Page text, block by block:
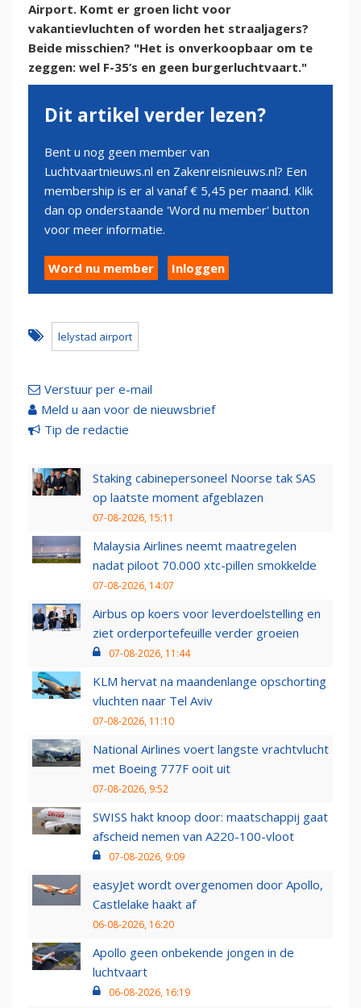
Airport. Komt er groen licht voor
vakantievluchten of worden het straaljagers?
Beide misschien? "Het is onverkoopbaar om te
zeggen: wel F-35’s en geen burgerluchtvaart."
Dit artikel verder lezen?
Bent u nog geen member van
Luchtvaartnieuws.nl en Zakenreisnieuws.nl? Een
membership is er al vanaf € 5,45 per maand. Klik
dan op onderstaande 'Word nu member' button
voor meer informatie.
Word nu member Inloggen
lelystad airport
Verstuur per e-mail
Meld u aan voor de nieuwsbrief
Tip de redactie
Staking cabinepersoneel Noorse tak SAS
op laatste moment afgeblazen
07-08-2026, 15:11
Malaysia Airlines neemt maatregelen
nadat piloot 70.000 xtc-pillen smokkelde
07-08-2026, 14:07
Airbus op koers voor leverdoelstelling en
ziet orderportefeuille verder groeien
07-08-2026, 11:44
KLM hervat na maandenlange opschorting
vluchten naar Tel Aviv
07-08-2026, 11:10
National Airlines voert langste vrachtvlucht
met Boeing 777F ooit uit
07-08-2026, 9:52
SWISS hakt knoop door: maatschappij gaat
afscheid nemen van A220-100-vloot
07-08-2026, 9:09
easyJet wordt overgenomen door Apollo,
Castlelake haakt af
06-08-2026, 16:20
Apollo geen onbekende jongen in de
luchtvaart
06-08-2026, 16:19